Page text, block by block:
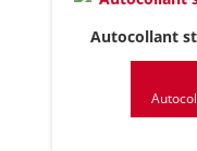
Autocollant